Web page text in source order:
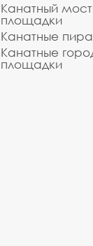
Канатный
площадки
Канатные
Канатные
площадки